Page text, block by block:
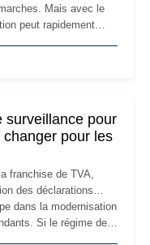
Mais avec le
peut rapidement
Le
surveillance pour
changer pour les
franchise de TVA,
des déclarations…
dans la modernisation
Si le régime de